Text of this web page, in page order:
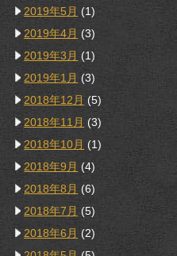
2019年5月 (1)
2019年4月 (3)
2019年3月 (1)
2019年1月 (3)
2018年12月 (5)
2018年11月 (3)
2018年10月 (1)
2018年9月 (4)
2018年8月 (6)
2018年7月 (5)
2018年6月 (2)